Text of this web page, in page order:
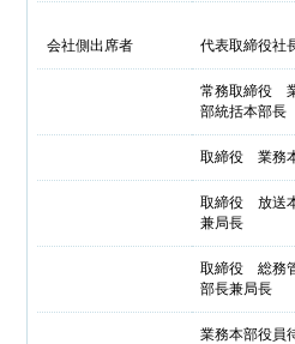
会社側出席者 代表取締役社
常務取締役
部統括本部長
取締役 業務
取締役 放送
兼局長
取締役 総務
部長兼局長
業務本部役員